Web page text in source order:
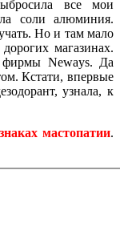
все мои
соли алюминия.
Но и там мало
магазинах.
фирмы Neways. Да
Кстати, впервые
узнала, к
мастопатии.